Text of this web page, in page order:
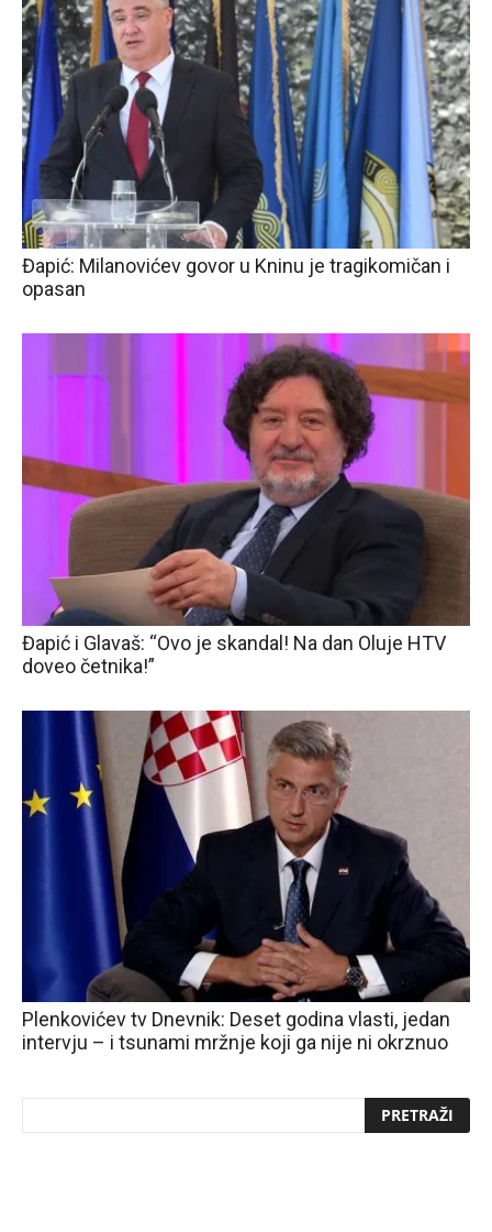
Đapić: Milanovićev govor u Kninu je tragikomičan i
opasan
Đapić i Glavaš: “Ovo je skandal! Na dan Oluje HTV
doveo četnika!”
Plenkovićev tv Dnevnik: Deset godina vlasti, jedan
intervju – i tsunami mržnje koji ga nije ni okrznuo